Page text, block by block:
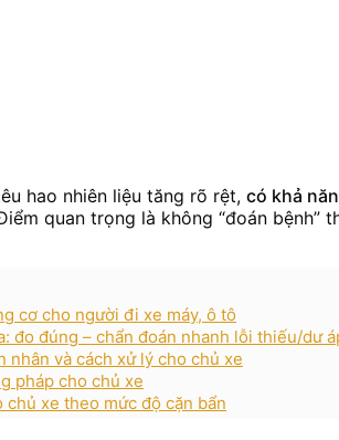
hao nhiên liệu tăng rõ rệt, có khả
quan trọng là không “đoán bệnh”
cơ cho người đi xe máy, ô tô
đo đúng – chẩn đoán nhanh lỗi thiếu/dư
nhân và cách xử lý cho chủ xe
pháp cho chủ xe
xe theo mức độ cặn bẩn